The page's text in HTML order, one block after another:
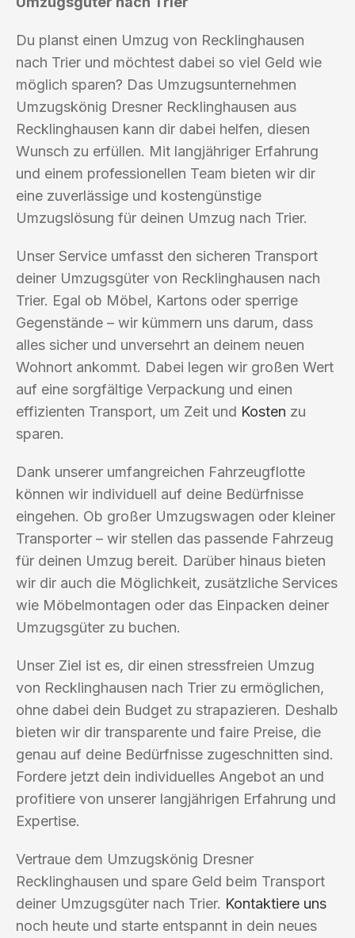
Du planst einen Umzug von Recklinghausen
nach Trier und möchtest dabei so viel Geld wie
möglich sparen? Das Umzugsunternehmen
Umzugskönig Dresner Recklinghausen aus
Recklinghausen kann dir dabei helfen, diesen
Wunsch zu erfüllen. Mit langjähriger Erfahrung
und einem professionellen Team bieten wir dir
eine zuverlässige und kostengünstige
Umzugslösung für deinen Umzug nach Trier.
Unser Service umfasst den sicheren Transport
deiner Umzugsgüter von Recklinghausen nach
Trier. Egal ob Möbel, Kartons oder sperrige
Gegenstände – wir kümmern uns darum, dass
alles sicher und unversehrt an deinem neuen
Wohnort ankommt. Dabei legen wir großen Wert
auf eine sorgfältige Verpackung und einen
effizienten Transport, um Zeit und Kosten zu
sparen.
Dank unserer umfangreichen Fahrzeugflotte
können wir individuell auf deine Bedürfnisse
eingehen. Ob großer Umzugswagen oder kleiner
Transporter – wir stellen das passende Fahrzeug
für deinen Umzug bereit. Darüber hinaus bieten
wir dir auch die Möglichkeit, zusätzliche Services
wie Möbelmontagen oder das Einpacken deiner
Umzugsgüter zu buchen.
Unser Ziel ist es, dir einen stressfreien Umzug
von Recklinghausen nach Trier zu ermöglichen,
ohne dabei dein Budget zu strapazieren. Deshalb
bieten wir dir transparente und faire Preise, die
genau auf deine Bedürfnisse zugeschnitten sind.
Fordere jetzt dein individuelles Angebot an und
profitiere von unserer langjährigen Erfahrung und
Expertise.
Vertraue dem Umzugskönig Dresner
Recklinghausen und spare Geld beim Transport
deiner Umzugsgüter nach Trier. Kontaktiere uns
noch heute und starte entspannt in dein neues